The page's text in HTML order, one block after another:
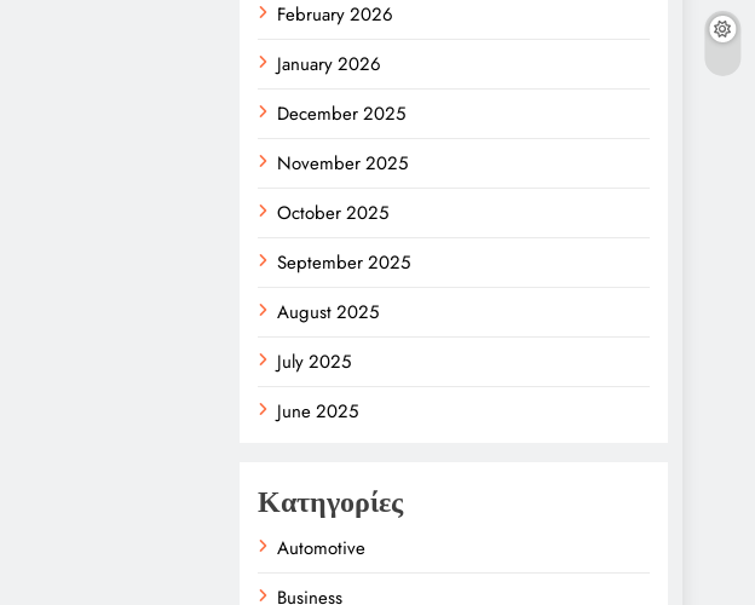
February 2026
January 2026
December 2025
November 2025
October 2025
September 2025
August 2025
July 2025
June 2025
Κατηγορίες
Automotive
Business